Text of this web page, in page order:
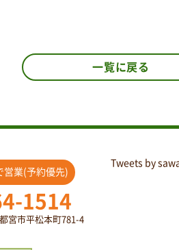
一覧に戻る
営業(予約優先)
1514
宮市平松本町781-4
Tweets by